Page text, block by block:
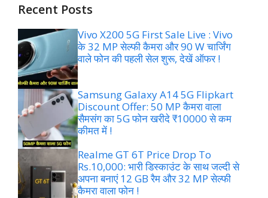
Recent Posts
Vivo X200 5G First Sale Live : Vivo
के 32 MP सेल्फी कैमरा और 90 W चार्जिंग
वाले फोन की पहली सेल शुरू, देखें ऑफर !
Samsung Galaxy A14 5G Flipkart
Discount Offer: 50 MP कैमरा वाला
सैमसंग का 5G फोन खरीदे ₹10000 से कम
कीमत में !
Realme GT 6T Price Drop To
Rs.10,000: भारी डिस्काउंट के साथ जल्दी से
अपना बनाएं 12 GB रैम और 32 MP सेल्फी
कैमरा वाला फोन !